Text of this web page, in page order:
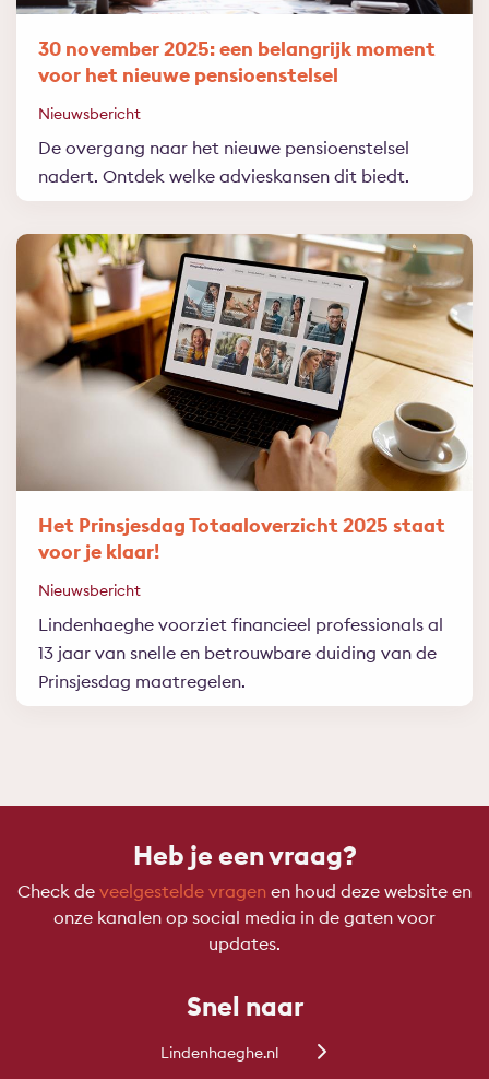
30 november 2025: een belangrijk moment
voor het nieuwe pensioenstelsel
Nieuwsbericht
De overgang naar het nieuwe pensioenstelsel
nadert. Ontdek welke advieskansen dit biedt.
Het Prinsjesdag Totaaloverzicht 2025 staat
voor je klaar!
Nieuwsbericht
Lindenhaeghe voorziet financieel professionals al
13 jaar van snelle en betrouwbare duiding van de
Prinsjesdag maatregelen.
Heb je een vraag?
Check de veelgestelde vragen en houd deze website en
onze kanalen op social media in de gaten voor
updates.
Snel naar
Lindenhaeghe.nl